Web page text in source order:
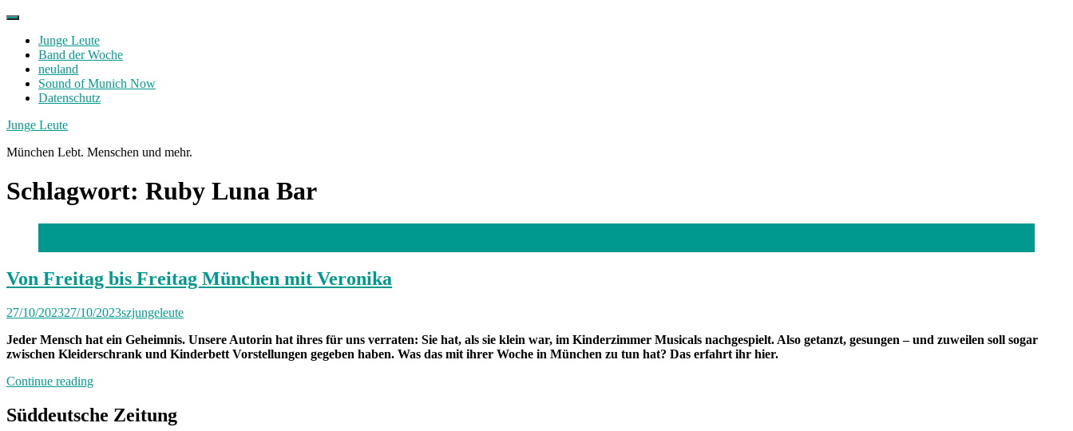
Skip
contentJunge Leute
Band der Woche
neuland
Sound of Munich Now
Datenschutz
Facebook
Twitter
Instagram
Junge Leute
München Lebt. Menschen und mehr.
Schlagwort: Ruby Luna Bar
Von Freitag bis Freitag München mit Veronika
27/10/202327/10/2023szjungeleute
Jeder Mensch hat ein Geheimnis. Unsere Autorin hat ihres für uns verraten: Sie hat, als sie klein war, im Kinderzimmer Musicals nachgespielt. Also getanzt, gesungen – und zuweilen soll sogar
zwischen Kleiderschrank und Kinderbett Vorstellungen gegeben haben. Was das mit ihrer Woche in München zu tun hat? Das erfahrt ihr hier.
Continue reading„Von
bis
Freitag
Süddeutsche Zeitung